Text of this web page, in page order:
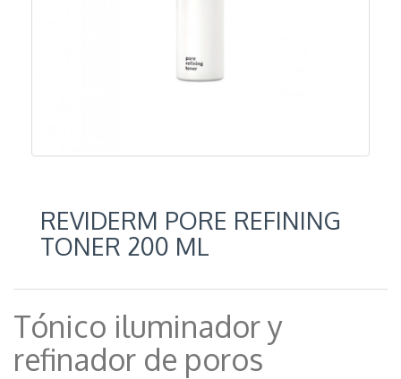
REVIDERM PORE REFINING
TONER 200 ML
Tónico iluminador y
refinador de poros